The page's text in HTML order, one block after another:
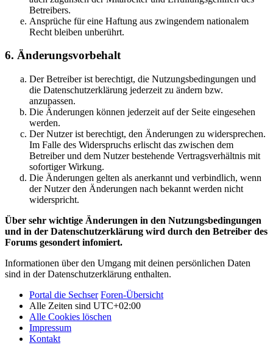
Betreibers.
Ansprüche für eine Haftung aus zwingendem nationalem
Recht bleiben unberührt.
6. Änderungsvorbehalt
Der Betreiber ist berechtigt, die Nutzungsbedingungen und
die Datenschutzerklärung jederzeit zu ändern bzw.
anzupassen.
Die Änderungen können jederzeit auf der Seite eingesehen
werden.
Der Nutzer ist berechtigt, den Änderungen zu widersprechen.
Im Falle des Widerspruchs erlischt das zwischen dem
Betreiber und dem Nutzer bestehende Vertragsverhältnis mit
sofortiger Wirkung.
Die Änderungen gelten als anerkannt und verbindlich, wenn
der Nutzer den Änderungen nach bekannt werden nicht
widerspricht.
Über sehr wichtige Änderungen in den Nutzungsbedingungen
und in der Datenschutzerklärung wird durch den Betreiber des
Forums gesondert infomiert.
Informationen über den Umgang mit deinen persönlichen Daten
sind in der Datenschutzerklärung enthalten.
Portal die Sechser Foren-Übersicht
Alle Zeiten sind UTC+02:00
Alle Cookies löschen
Impressum
Kontakt